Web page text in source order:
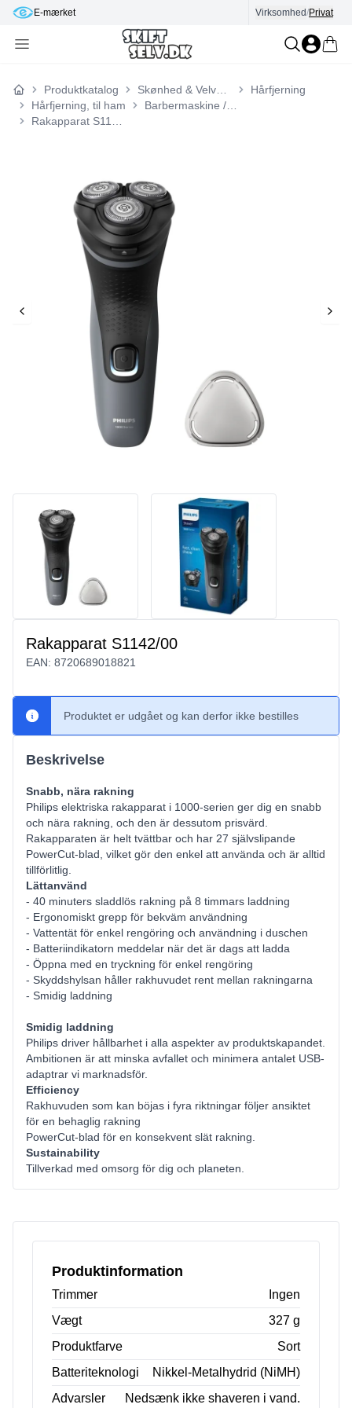
E-mærket Virksomhed/Privat
Forside
Produktkatalog
Hårfjerning
Hårfjerning, til ham
Rakapparat S1142/00
EAN: 8720689018821
Produktet er udgået og kan derfor ikke bestilles
Beskrivelse
Snabb, nära rakning
Philips elektriska rakapparat i 1000-serien ger dig en snabb
och nära rakning, och den är dessutom prisvärd.
Rakapparaten är helt tvättbar och har 27 självslipande
PowerCut-blad, vilket gör den enkel att använda och är alltid
tillförlitlig.
Lättanvänd
- 40 minuters sladdlös rakning på 8 timmars laddning
- Ergonomiskt grepp för bekväm användning
- Vattentät för enkel rengöring och användning i duschen
- Batteriindikatorn meddelar när det är dags att ladda
- Öppna med en tryckning för enkel rengöring
- Skyddshylsan håller rakhuvudet rent mellan rakningarna
- Smidig laddning
Smidig laddning
Philips driver hållbarhet i alla aspekter av produktskapandet.
Ambitionen är att minska avfallet och minimera antalet USB-
adaptrar vi marknadsför.
Efficiency
Rakhuvuden som kan böjas i fyra riktningar följer ansiktet
för en behaglig rakning
PowerCut-blad för en konsekvent slät rakning.
Sustainability
Tillverkad med omsorg för dig och planeten.
Produktinformation
Trimmer
Ingen
Vægt
327 g
Produktfarve
Sort
Batteriteknologi
Nikkel-Metalhydrid (NiMH)
Advarsler
Nedsænk ikke shaveren i vand.